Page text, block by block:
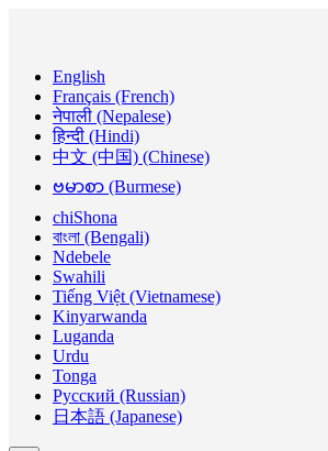
English
Français (French)
नेपाली (Nepalese)
हिन्दी (Hindi)
中文 (中国) (Chinese)
ဗမာစာ (Burmese)
chiShona
বাংলা (Bengali)
Ndebele
Swahili
Tiếng Việt (Vietnamese)
Kinyarwanda
Luganda
Urdu
Tonga
Русский (Russian)
日本語 (Japanese)